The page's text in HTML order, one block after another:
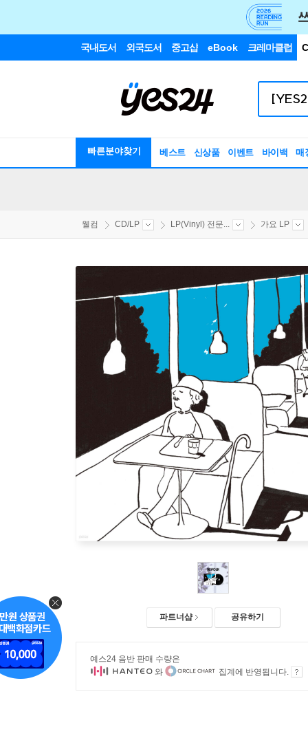
국내도서 외국도서 중고샵 eBook 크레마클럽
빠른분야찾기 베스트 신상품 이벤트 바이백 매
웰컴 CD/LP LP(Vinyl) 전문... 가요 LP
파트너샵 공유하기
예스24 음반 판매 수량은
와
집계에 반영됩니다.